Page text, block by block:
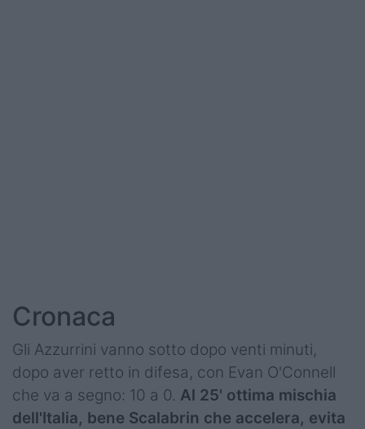
Cronaca
Gli Azzurrini vanno sotto dopo venti minuti,
dopo aver retto in difesa, con Evan O'Connell
che va a segno: 10 a 0. Al 25' ottima mischia
dell'Italia, bene Scalabrin che accelera, evita